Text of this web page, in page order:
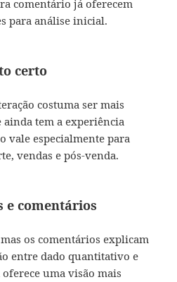
comentário já oferecem
para análise inicial.
certo
costuma ser mais
tem a experiência
vale especialmente para
vendas e pós-venda.
e comentários
os comentários explicam
entre dado quantitativo e
uma visão mais